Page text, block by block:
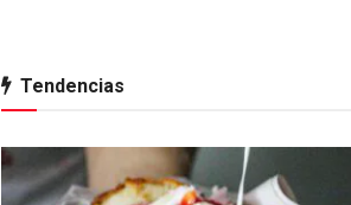
Tendencias